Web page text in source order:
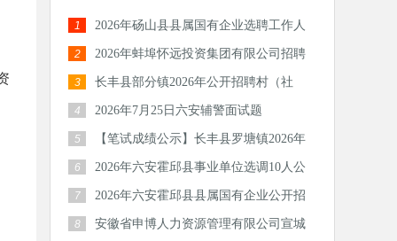
1
2026年砀山县县属国有企业选聘工作人
员公告
2
2026年蚌埠怀远投资集团有限公司招聘
30人公
3
长丰县部分镇2026年公开招聘村（社
区）后备
4 2026年7月25日六安辅警面试题
5
【笔试成绩公示】长丰县罗塘镇2026年
公开招
6
2026年六安霍邱县事业单位选调10人公
告
7
2026年六安霍邱县县属国有企业公开招
聘工作
8
安徽省申博人力资源管理有限公司宣城